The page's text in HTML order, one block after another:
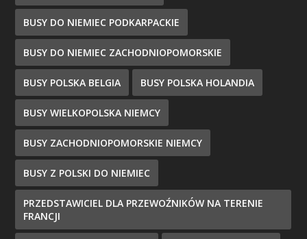
BUSY DO NIEMIEC PODKARPACKIE
BUSY DO NIEMIEC ZACHODNIOPOMORSKIE
BUSY POLSKA BELGIA BUSY POLSKA HOLANDIA
BUSY WIELKOPOLSKA NIEMCY
BUSY ZACHODNIOPOMORSKIE NIEMCY
BUSY Z POLSKI DO NIEMIEC
PRZEDSTAWICIEL DLA PRZEWOŹNIKÓW NA TERENIE
FRANCJI